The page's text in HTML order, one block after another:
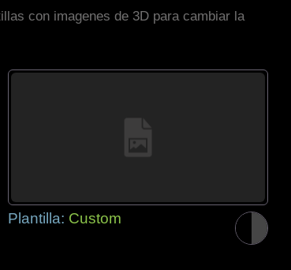
con imagenes de 3D para cambiar la
Plantilla: Custom